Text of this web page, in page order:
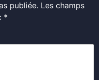
publiée. Les champs
*